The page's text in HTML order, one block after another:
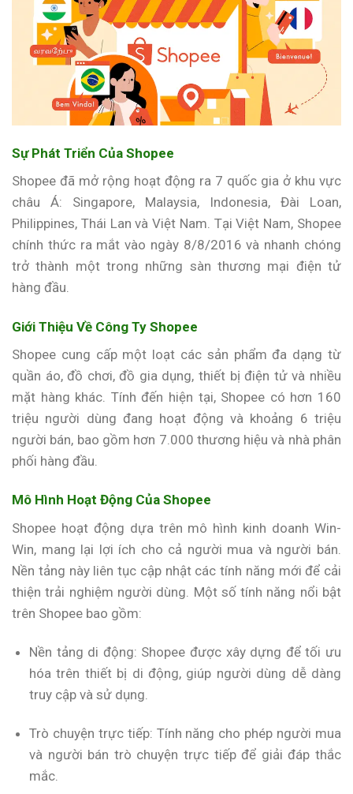
Sự Phát Triển Của Shopee
Shopee đã mở rộng hoạt động ra 7 quốc gia ở khu vực
châu Á: Singapore, Malaysia, Indonesia, Đài Loan,
Philippines, Thái Lan và Việt Nam. Tại Việt Nam, Shopee
chính thức ra mắt vào ngày 8/8/2016 và nhanh chóng
trở thành một trong những sàn thương mại điện tử
hàng đầu.
Giới Thiệu Về Công Ty Shopee
Shopee cung cấp một loạt các sản phẩm đa dạng từ
quần áo, đồ chơi, đồ gia dụng, thiết bị điện tử và nhiều
mặt hàng khác. Tính đến hiện tại, Shopee có hơn 160
triệu người dùng đang hoạt động và khoảng 6 triệu
người bán, bao gồm hơn 7.000 thương hiệu và nhà phân
phối hàng đầu.
Mô Hình Hoạt Động Của Shopee
Shopee hoạt động dựa trên mô hình kinh doanh Win-
Win, mang lại lợi ích cho cả người mua và người bán.
Nền tảng này liên tục cập nhật các tính năng mới để cải
thiện trải nghiệm người dùng. Một số tính năng nổi bật
trên Shopee bao gồm:
Nền tảng di động: Shopee được xây dựng để tối ưu
hóa trên thiết bị di động, giúp người dùng dễ dàng
truy cập và sử dụng.
Trò chuyện trực tiếp: Tính năng cho phép người mua
và người bán trò chuyện trực tiếp để giải đáp thắc
mắc.